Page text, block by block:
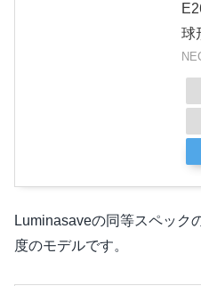
球
Luminasaveの同等スペック
度のモデルです。